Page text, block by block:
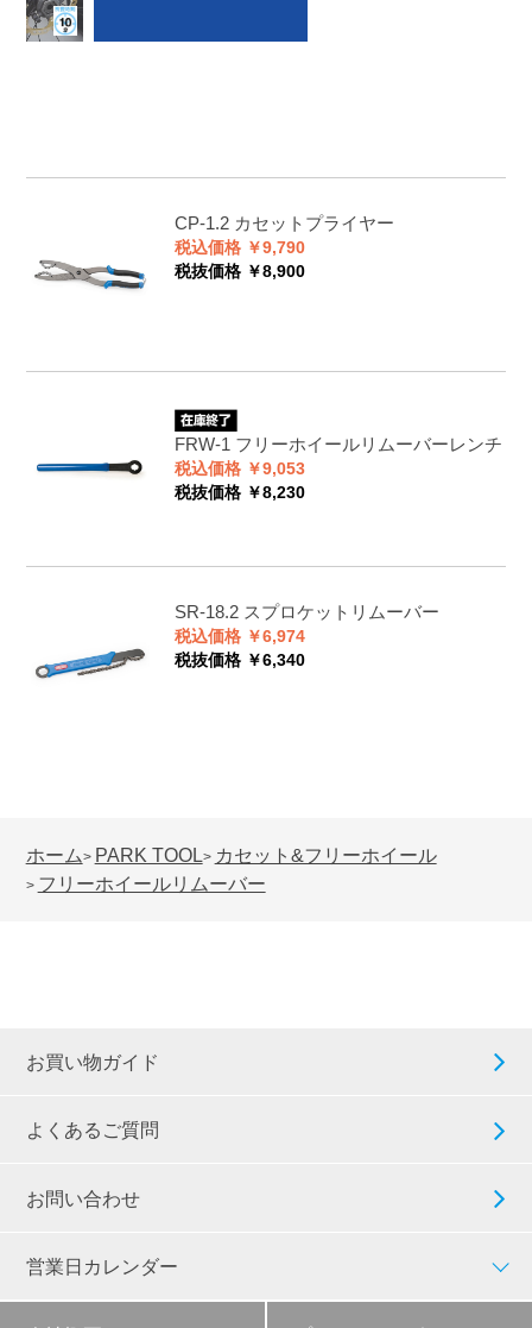
CP-1.2 カセットプライヤー
税込価格 ￥9,790
税抜価格 ￥8,900
FRW-1 フリーホイールリムーバーレンチ
税込価格 ￥9,053
税抜価格 ￥8,230
SR-18.2 スプロケットリムーバー
税込価格 ￥6,974
税抜価格 ￥6,340
ホーム> PARK TOOL> カセット&フリーホイール
> フリーホイールリムーバー
お買い物ガイド
よくあるご質問
お問い合わせ
営業日カレンダー